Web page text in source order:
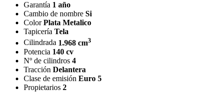
Garantía 1 año
Cambio de nombre Si
ColorPlata Metalico
Tapicería Tela
Cilindrada 1.968 cm3
Potencia 140 cv
Nº de cilindros 4
Tracción Delantera
Clase de emisión Euro 5
Propietarios 2